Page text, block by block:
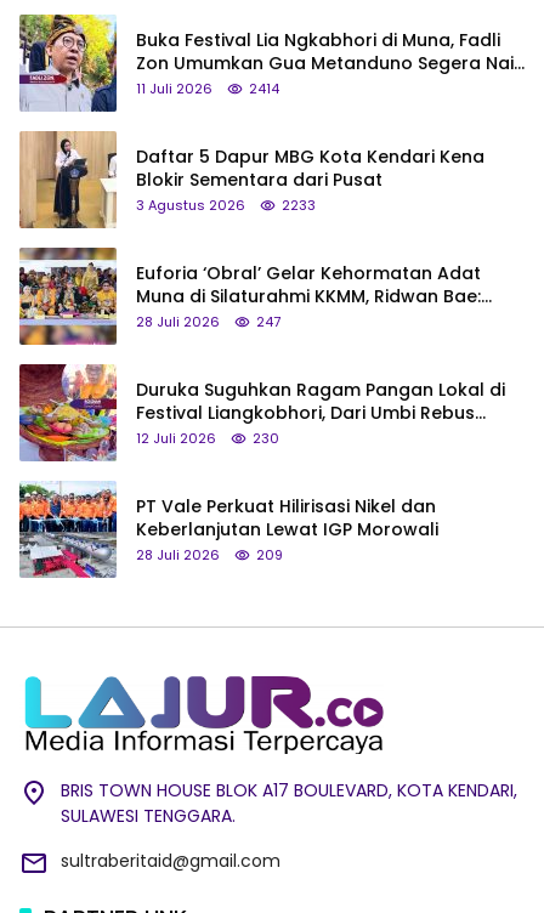
Buka Festival Lia Ngkabhori di Muna, Fadli
Zon Umumkan Gua Metanduno Segera Naik
Status Jadi Cagar Budaya Nasional
11 Juli 2026 2414
Daftar 5 Dapur MBG Kota Kendari Kena
Blokir Sementara dari Pusat
3 Agustus 2026 2233
Euforia ‘Obral’ Gelar Kehormatan Adat
Muna di Silaturahmi KKMM, Ridwan Bae:
Saya Bukan Tipe Begitu, Belum Pantas!
28 Juli 2026 247
Duruka Suguhkan Ragam Pangan Lokal di
Festival Liangkobhori, Dari Umbi Rebus
hingga Tumpeng Beras Muna
12 Juli 2026 230
PT Vale Perkuat Hilirisasi Nikel dan
Keberlanjutan Lewat IGP Morowali
28 Juli 2026 209
BRIS TOWN HOUSE BLOK A17 BOULEVARD, KOTA KENDARI,
SULAWESI TENGGARA.
sultraberitaid@gmail.com